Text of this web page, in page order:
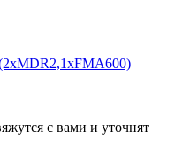
с вами и уточнят